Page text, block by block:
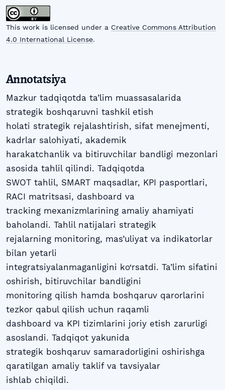
This work is licensed under a Creative Commons Attribution
4.0 International License.
Annotatsiya
Mazkur tadqiqotda ta’lim muassasalarida
strategik boshqaruvni tashkil etish
holati strategik rejalashtirish, sifat menejmenti,
kadrlar salohiyati, akademik
harakatchanlik va bitiruvchilar bandligi mezonlari
asosida tahlil qilindi. Tadqiqotda
SWOT tahlil, SMART maqsadlar, KPI pasportlari,
RACI matritsasi, dashboard va
tracking mexanizmlarining amaliy ahamiyati
baholandi. Tahlil natijalari strategik
rejalarning monitoring, mas’uliyat va indikatorlar
bilan yetarli
integratsiyalanmaganligini ko‘rsatdi. Ta’lim sifatini
oshirish, bitiruvchilar bandligini
monitoring qilish hamda boshqaruv qarorlarini
tezkor qabul qilish uchun raqamli
dashboard va KPI tizimlarini joriy etish zarurligi
asoslandi. Tadqiqot yakunida
strategik boshqaruv samaradorligini oshirishga
qaratilgan amaliy taklif va tavsiyalar
ishlab chiqildi.